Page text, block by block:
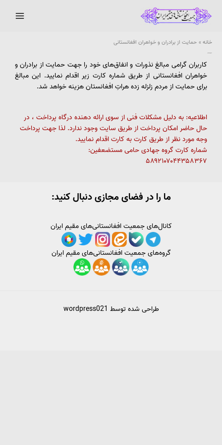
محتوا
Main
خانه حمایت از برادران و خواهران افغانستانی
کاربران گرامی مبالغ نذورات و انفاق‌های خود را جهت حمایت از برادران و
خواهران افغانستانی از طریق شماره کارت زیر اقدام نمایید. این مبالغ
برای حمایت از مردم زلزله زده هراتِ افغانستان هزینه خواهد شد.
اطلاعیه: به دلیل مشکلات فنی از سوی ارائه دهنده درگاه پرداخت ، در
حال حاضر امکان پرداخت از طریق سایت وجود ندارد. لذا جهت پرداخت
وجه مورد نظر از طریق کارت به کارت اقدام نمایید.
شماره کارت گروه جهادی حامی مستضعفین:
۵۸۹۲۱۰۷۰۴۴۳۵۸۳۶۷
ما را در فضای مجازی دنبال کنید:
کانال‌های جمعیت افغانستانی‌های مقیم ایران
گروه‌های جمعیت افغانستانی‌های مقیم ایران
طراحی شده توسط wordpress021